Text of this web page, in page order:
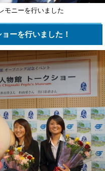
モニーを行いました
ーを行いました！